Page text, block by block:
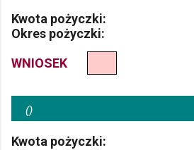
Kwota pożyczki:
Okres pożyczki:
WNIOSEK
()
Kwota pożyczki: